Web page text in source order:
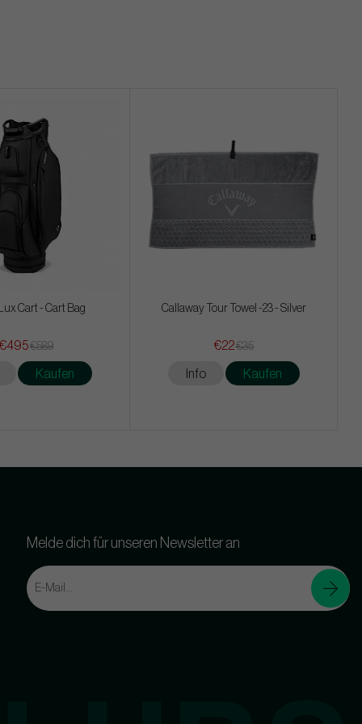
Cart - Cart Bag
€495€589
Kaufen
Callaway Tour Towel -23 - Silver
€22€35
Info Kaufen
Melde dich für unseren Newsletter an